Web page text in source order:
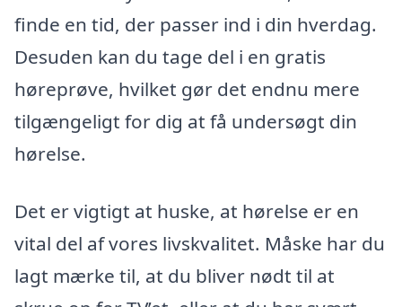
finde en tid, der passer ind i din hverdag.
Desuden kan du tage del i en gratis
høreprøve, hvilket gør det endnu mere
tilgængeligt for dig at få undersøgt din
hørelse.
Det er vigtigt at huske, at hørelse er en
vital del af vores livskvalitet. Måske har du
lagt mærke til, at du bliver nødt til at